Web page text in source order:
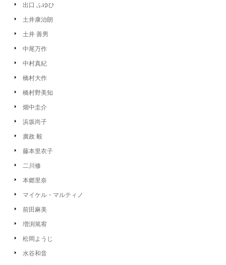
出口 ふゆひ
土井康治朗
土井 善男
中尾万作
中村真紀
橋村大作
橋村野美知
畑中圭介
浜坂尚子
廣政 毅
藤本里衣子
二川修
本郷里奈
マイケル・マルティノ
前田麻美
増渕篤宥
松岡ようじ
水谷和音